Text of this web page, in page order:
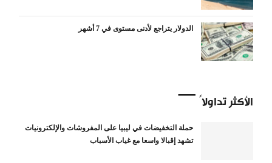
الدولار يتراجع لأدنى مستوى في 7 أشهر
الأكثر تداولاً
حملة التخفيضات في ليبيا على المفروشات والإلكترونيات
تشهد إقبالا واسعا مع غياب الأسباب